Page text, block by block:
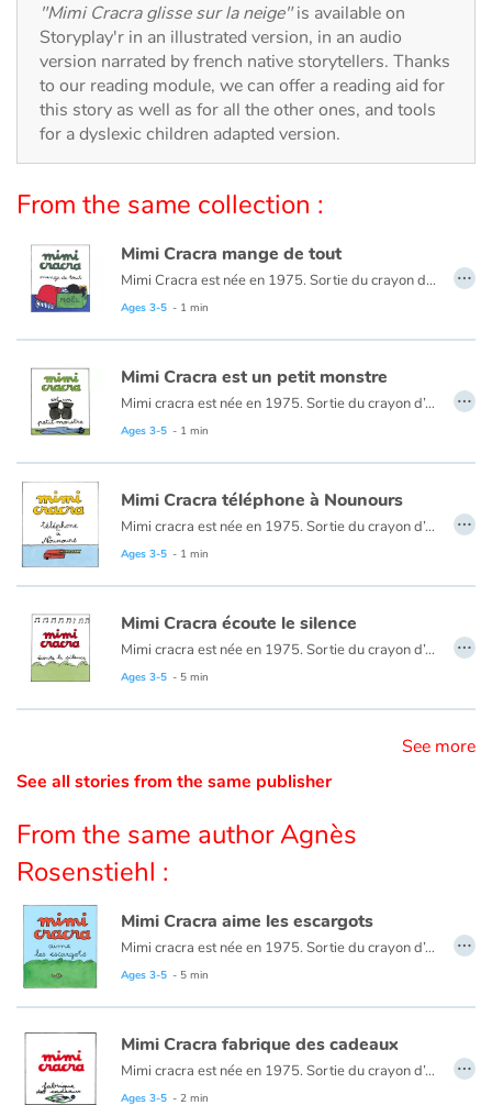
Around the world
Learning
Arts, space, activities
Daily life and hobbies
At school
Festivals and events
Social issues
Emotions and feelings
Formats and illustrations
Catalogue anglais
Help
Home
Family
Schools
Libraries
Videos & Tutorials
"Mimi Cracra glisse sur la neige"is available on
Storyplay'r in an illustrated version, in an audio
version narrated by french native storytellers. Thanks
to our reading module, we can offer a reading aid for
this story as well as for all the other ones, and tools
for a dyslexic children adapted version.
From the same collection :
Mimi Cracra mange de tout
Mimi Cracra est née en 1975. Sortie du crayon d’Agnès Rosenstiehl pour le magazine “Pomme d’api”, cette petite fille aux joues roses et cheveux bruns à laquelle il est facile de s’identifier nous entraîne avec humour dans ses aventures quotidiennes.
Ages 3-5 - 1 min
…
Mimi Cracra est un petit monstre
Mimi cracra est née en 1975. Sortie du crayon d’Agnès Rosenstiehl pour le magazine “Pomme d’api”, cette petite fille aux joues roses et cheveux bruns à laquelle il est facile de s’identifier nous entraîne avec humour dans ses aventures quotidiennes.
Ages 3-5 - 1 min
…
Mimi Cracra téléphone à Nounours
Mimi cracra est née en 1975. Sortie du crayon d’Agnès Rosenstiehl pour le magazine “Pomme d’api”, cette petite fille aux joues roses et cheveux bruns à laquelle il est facile de s’identifier nous entraîne avec humour dans ses aventures quotidiennes.
Ages 3-5 - 1 min
…
Mimi Cracra écoute le silence
Mimi cracra est née en 1975. Sortie du crayon d’Agnès Rosenstiehl pour le magazine “Pomme d’api”, cette petite fille aux joues roses et cheveux bruns à laquelle il est facile de s’identifier nous entraîne avec humour dans ses aventures quotidiennes.
Ages 3-5 - 5 min
…
See more
See all stories from the same publisher
From the same author Agnès
Rosenstiehl :
Mimi Cracra aime les escargots
Mimi cracra est née en 1975. Sortie du crayon d’Agnès Rosenstiehl pour le magazine “Pomme d’api”, cette petite fille aux joues roses et cheveux bruns à laquelle il est facile de s’identifier nous entraîne avec humour dans ses aventures quotidiennes.
Ages 3-5 - 5 min
…
Mimi Cracra fabrique des cadeaux
Mimi cracra est née en 1975. Sortie du crayon d’Agnès Rosenstiehl pour le magazine “Pomme d’api”, cette petite fille aux joues roses et cheveux bruns à laquelle il est facile de s’identifier nous entraîne avec humour dans ses aventures quotidiennes.
Ages 3-5 - 2 min
…